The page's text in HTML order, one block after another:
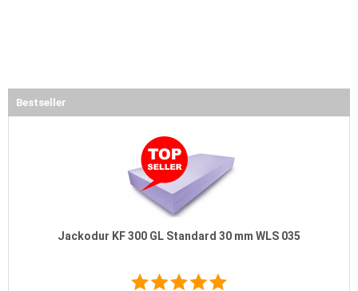
Bestseller
Jackodur KF 300 GL Standard 30 mm WLS 035